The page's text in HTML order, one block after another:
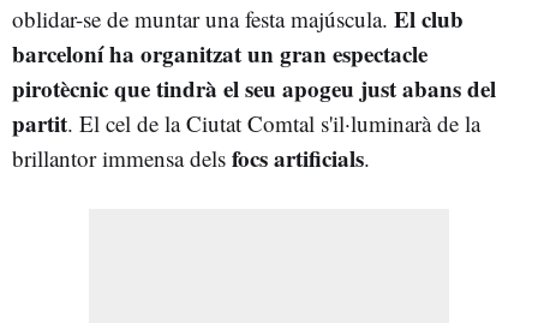
oblidar-se de muntar una festa majúscula. El club
barceloní ha organitzat un gran espectacle
pirotècnic que tindrà el seu apogeu just abans del
partit. El cel de la Ciutat Comtal s'il·luminarà de la
brillantor immensa dels focs artificials.